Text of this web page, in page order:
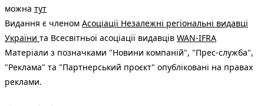
можна тут
Видання є членом Асоціації Незалежні регіональні видавці
України та Всесвітньої асоціації видавців WAN-IFRA
Матеріали з позначками "Новини компаній", "Прес-служба",
"Реклама" та "Партнерський проєкт" опубліковані на правах
реклами.